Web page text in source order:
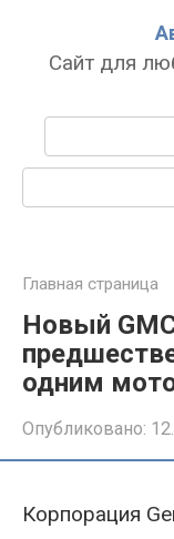
Сайт для
Главная страница
Новый
одним
Опубликовано:
Корпорация